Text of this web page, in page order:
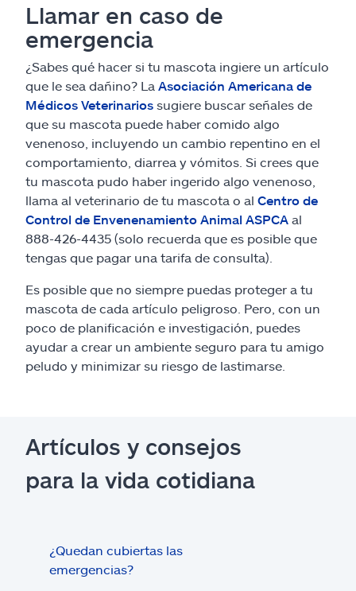
Llamar en caso de
emergencia
¿Sabes qué hacer si tu mascota ingiere un artículo
que le sea dañino? La Asociación Americana de
Médicos Veterinarios sugiere buscar señales de
que su mascota puede haber comido algo
venenoso, incluyendo un cambio repentino en el
comportamiento, diarrea y vómitos. Si crees que
tu mascota pudo haber ingerido algo venenoso,
llama al veterinario de tu mascota o al Centro de
Control de Envenenamiento Animal ASPCA al
888-426-4435 (solo recuerda que es posible que
tengas que pagar una tarifa de consulta).
Es posible que no siempre puedas proteger a tu
mascota de cada artículo peligroso. Pero, con un
poco de planificación e investigación, puedes
ayudar a crear un ambiente seguro para tu amigo
peludo y minimizar su riesgo de lastimarse.
Artículos y consejos
para la vida cotidiana
¿Quedan cubiertas las
emergencias?